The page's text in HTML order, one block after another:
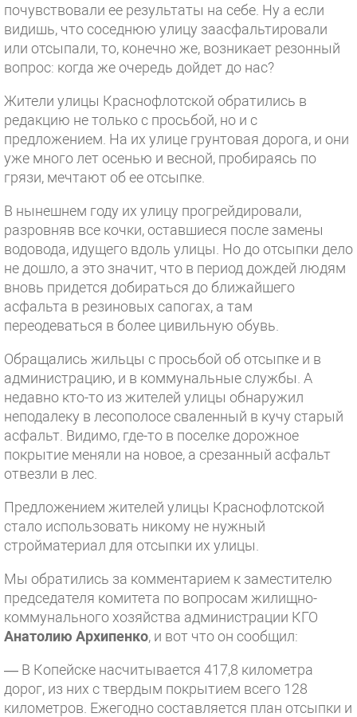
почувствовали ее результаты на себе. Ну а если
видишь, что соседнюю улицу заасфальтировали
или отсыпали, то, конечно же, возникает резонный
вопрос: когда же очередь дойдет до нас?
Жители улицы Краснофлотской обратились в
редакцию не только с просьбой, но и с
предложением. На их улице грунтовая дорога, и они
уже много лет осенью и весной, пробираясь по
грязи, мечтают об ее отсыпке.
В нынешнем году их улицу прогрейдировали,
разровняв все кочки, оставшиеся после замены
водовода, идущего вдоль улицы. Но до отсыпки дело
не дошло, а это значит, что в период дождей людям
вновь придется добираться до ближайшего
асфальта в резиновых сапогах, а там
переодеваться в более цивильную обувь.
Обращались жильцы с просьбой об отсыпке и в
администрацию, и в коммунальные службы. А
недавно кто-то из жителей улицы обнаружил
неподалеку в лесополосе сваленный в кучу старый
асфальт. Видимо, где-то в поселке дорожное
покрытие меняли на новое, а срезанный асфальт
отвезли в лес.
Предложением жителей улицы Краснофлотской
стало использовать никому не нужный
стройматериал для отсыпки их улицы.
Мы обратились за комментарием к заместителю
председателя комитета по вопросам жилищно-
коммунального хозяйства администрации КГО
Анатолию Архипенко, и вот что он сообщил:
— В Копейске насчитывается 417,8 километра
дорог, из них с твердым покрытием всего 128
километров. Ежегодно составляется план отсыпки и